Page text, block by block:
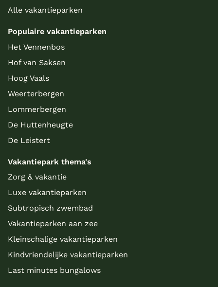
Alle vakantieparken
Populaire vakantieparken
Het Vennenbos
Hof van Saksen
Hoog Vaals
Weerterbergen
Lommerbergen
De Huttenheugte
De Leistert
Vakantiepark thema's
Zorg & vakantie
Luxe vakantieparken
Subtropisch zwembad
Vakantieparken aan zee
Kleinschalige vakantieparken
Kindvriendelijke vakantieparken
Last minutes bungalows